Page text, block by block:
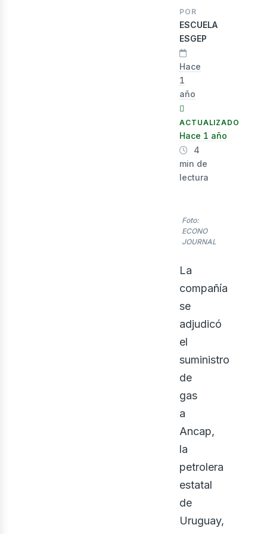
POR
ESCUELA
ESGEP
Hace
1
año
ACTUALIZADO
Hace 1 año
4
min de
lectura
Foto:
ECONO
JOURNAL
La
compañía
se
adjudicó
el
suministro
de
gas
a
Ancap,
la
petrolera
estatal
de
Uruguay,